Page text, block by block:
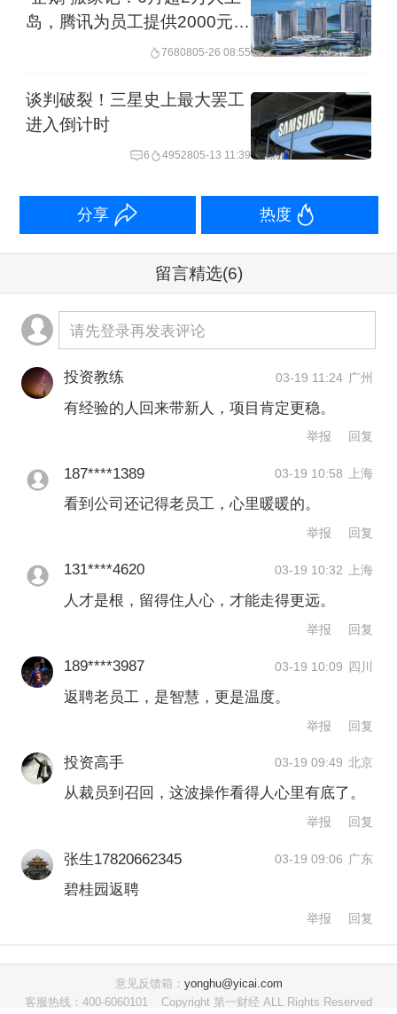
地，保交付的重头任务陆续完成，碧桂
园也到了重回经营正轨的节点。
碧桂园集团董事会主席杨惠妍在2月初的
2026年度工作会议上表示，2026年是“保
年年中完成大部分交房任务，从而腾出
营。而所谓的“恢复正常经营”，其标志是
经营性现金流回正，最终目标是公司整
体现金流和利润均为正。
碧桂园联席主席莫斌也强调，保交房收
官是首要任务，资债表修复需要以时间
换空间，而恢复正常经营是关键，只有
发展才能真正有效解决问题。
到，行业深度调整以来，碧桂园经历了
之年，是碧桂园从保交房向正常经营转
段最关键的一年，而未来3-5年则是碧桂
园厚积薄发的重要时期。
面向未来3-5年，碧桂园的战略核心将重
点围绕 “构建核心竞争力”展开。在这一
过程中，人才是必不可少的。严跃进提
到，通过返聘等方式补充业务团队，将
程与文化，能够更快推进新项目的落地
岛，腾讯为员工提供2000元档
7680805-26 08:55
谈判破裂！三星史上最大罢工
进入倒计时
6 4952805-13 11:39
分享 热度
留言精选(6)
请先登录再发表评论
投资教练 03-19 11:24 广州
有经验的人回来带新人，项目肯定更稳。
举报 回复
187****1389 03-19 10:58 上海
看到公司还记得老员工，心里暖暖的。
举报 回复
131****4620 03-19 10:32 上海
人才是根，留得住人心，才能走得更远。
举报 回复
189****3987 03-19 10:09 四川
返聘老员工，是智慧，更是温度。
举报 回复
投资高手 03-19 09:49 北京
从裁员到召回，这波操作看得人心里有底了。
举报 回复
张生17820662345 03-19 09:06 广东
碧桂园返聘
举报 回复
意见反馈箱： yonghu@yicai.com
客服热线：400-6060101
Copyright 第一财经 ALL Rights Reserved